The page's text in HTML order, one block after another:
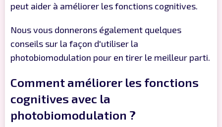
peut aider à améliorer les fonctions cognitives.
Nous vous donnerons également quelques
conseils sur la façon d'utiliser la
photobiomodulation pour en tirer le meilleur parti.
Comment améliorer les fonctions
cognitives avec la
photobiomodulation ?